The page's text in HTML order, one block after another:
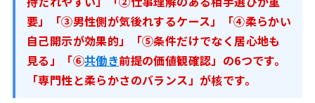
要」「③男性側が気後れするケース」「④柔らかい
自己開示が効果的」「⑤条件だけでなく居心地も
見る」「⑥共働き前提の価値観確認」の6つです。
「専門性と柔らかさのバランス」が核です。